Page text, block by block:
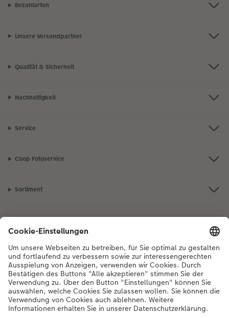
Bezahlarten
Unsere Versandpartner
Qualität & Sicherheit
Nachhaltigkeit
Service
Coop Fotoservice
Sortiment
Bei Fragen zu Produkten oder der Bestellung können Sie uns gerne von
Montag bis Samstag von 8:00 – 20:00 Uhr und Sonntag von 10:00 –
20:00 Uhr (gesetzliche Feiertage ausgenommen) unter der
Telefonnummer044 499 10 36kontaktieren.
DE| FR|IT